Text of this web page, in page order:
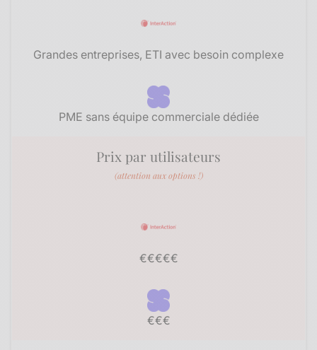
Grandes entreprises, ETI avec besoin complexe
PME sans équipe commerciale dédiée
Prix par utilisateurs
(attention aux options !)
€€€€€
€€€